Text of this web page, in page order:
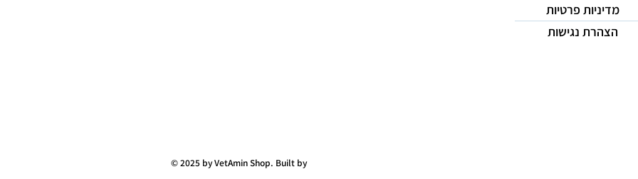
מדיניות פרטיות
הצהרת נגישות
© 2025 by VetAmin Shop. Built by